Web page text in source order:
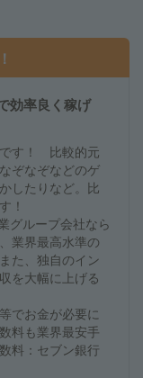
効率良く稼げ
す！ 比較的元
ぞなぞなどのゲ
したりなど。比
！
ループ会社なら
業界最高水準の
た、独自のイン
を大幅に上げる
でお金が必要に
料も業界最安手
料：セブン銀行